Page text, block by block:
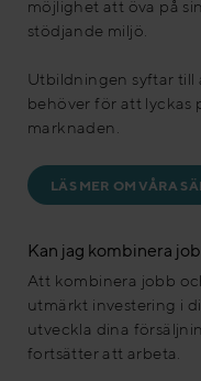
möjlighet att öva på
stödjande miljö.
Utbildningen syftar till
behöver för att lyckas
marknaden.
LÄS MER OM VÅRA
Kan jag kombinera
Att kombinera jobb
utmärkt investering i
utveckla dina
fortsätter att arbeta.